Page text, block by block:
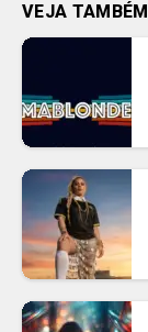
VEJA TAMBÉM